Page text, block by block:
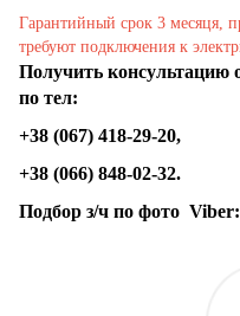
Гарантийный срок 3 месяця,
требуют подключения к
Получить консультацию
по тел:
+38 (067) 418-29-20,
+38 (066) 848-02-32.
Подбор з/ч по фото Viber: